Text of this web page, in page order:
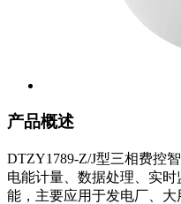
产品概述
DTZY1789-Z/J型三相费控
电能计量、数据处理、实
能，主要应用于发电厂、